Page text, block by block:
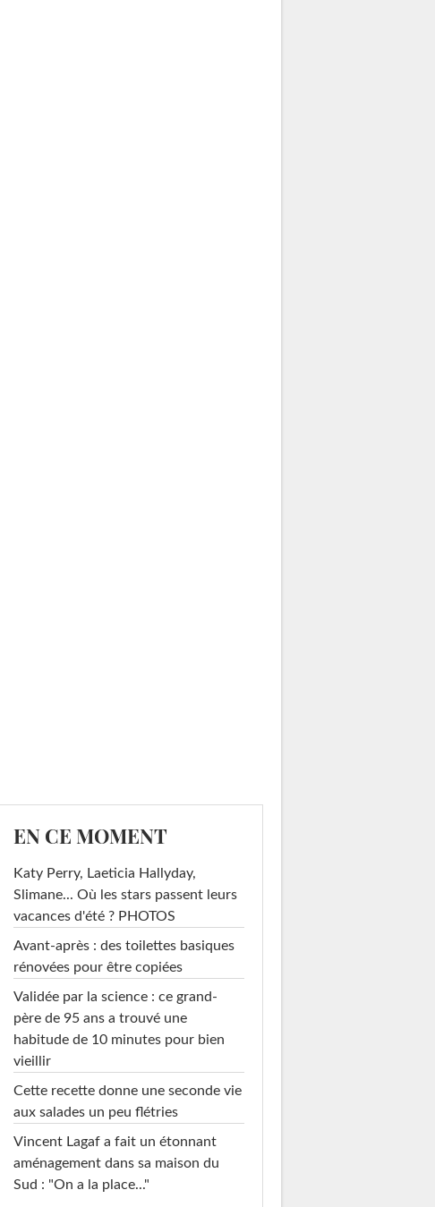
EN CE MOMENT
Katy Perry, Laeticia Hallyday,
Slimane... Où les stars passent leurs
vacances d'été ? PHOTOS
Avant-après : des toilettes basiques
rénovées pour être copiées
Validée par la science : ce grand-
père de 95 ans a trouvé une
habitude de 10 minutes pour bien
vieillir
Cette recette donne une seconde vie
aux salades un peu flétries
Vincent Lagaf a fait un étonnant
aménagement dans sa maison du
Sud : "On a la place..."